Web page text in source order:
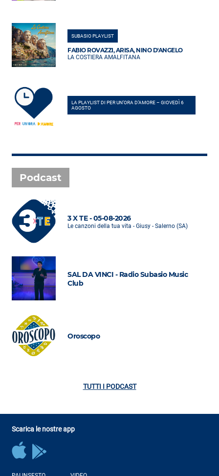
SUBASIO PLAYLIST
FABIO ROVAZZI, ARISA, NINO D'ANGELO
LA COSTIERA AMALFITANA
LA PLAYLIST DI PER UN’ORA D’AMORE – GIOVEDÌ 6
AGOSTO
Podcast
3 X TE - 05-08-2026
Le canzoni della tua vita - Giusy - Salerno (SA)
SAL DA VINCI - Radio Subasio Music
Club
Oroscopo
TUTTI I PODCAST
Scarica le nostre app